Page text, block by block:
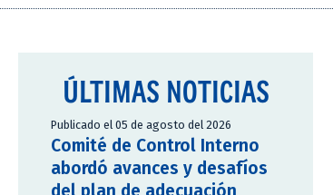
ÚLTIMAS NOTICIAS
Publicado el 05 de agosto del 2026
Comité de Control Interno
abordó avances y desafíos